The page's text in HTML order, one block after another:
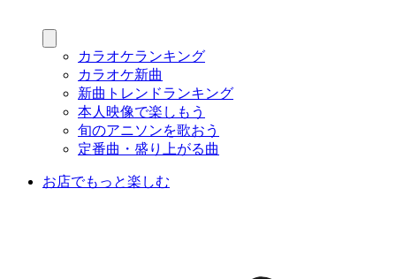
カラオケランキング
カラオケ新曲
新曲トレンドランキング
本人映像で楽しもう
旬のアニソンを歌おう
定番曲・盛り上がる曲
お店でもっと楽しむ